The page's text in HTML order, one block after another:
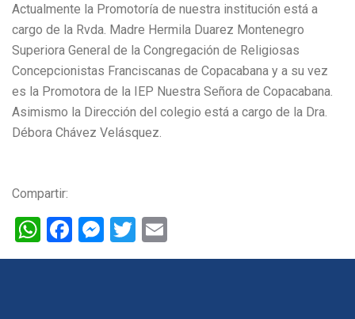
Actualmente la Promotoría de nuestra institución está a
cargo de la Rvda. Madre Hermila Duarez Montenegro
Superiora General de la Congregación de Religiosas
Concepcionistas Franciscanas de Copacabana y a su vez
es la Promotora de la IEP Nuestra Señora de Copacabana.
Asimismo la Dirección del colegio está a cargo de la Dra.
Débora Chávez Velásquez.
Compartir:
WhatsApp
Facebook
Messenger
Twitter